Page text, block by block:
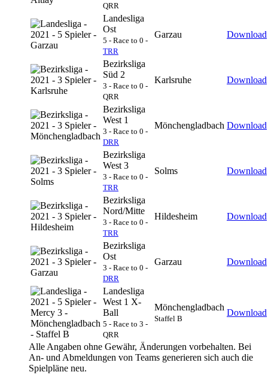
QRR
Landesliga
Ost
5 - Race to 0 -
TRR
Garzau Download
Bezirksliga
Süd 2
3 - Race to 0 -
QRR
Karlsruhe Download
Bezirksliga
West 1
3 - Race to 0 -
DRR
Mönchengladbach Download
Bezirksliga
West 3
3 - Race to 0 -
TRR
Solms Download
Bezirksliga
Nord/Mitte
3 - Race to 0 -
TRR
Hildesheim Download
Bezirksliga
Ost
3 - Race to 0 -
DRR
Garzau Download
Landesliga
West 1 X-
Ball
5 - Race to 3 -
QRR
Mönchengladbach
Staffel B
Download
Alle Angaben ohne Gewähr, Änderungen vorbehalten. Bei
An- und Abmeldungen von Teams generieren sich auch die
Spielpläne neu.